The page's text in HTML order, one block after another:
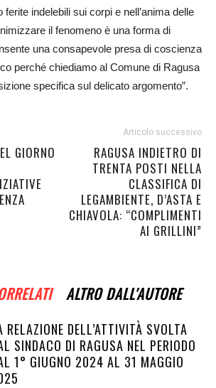
indelebili sui corpi e nell’anima delle
il fenomeno è una forma di
una consapevole presa di coscienza
perché chiediamo al Comune di Ragusa
specifica sul delicato argomento”.
GIORNO
Articolo successivo
RAGUSA INDIETRO DI
TRENTA POSTI NELLA
CLASSIFICA DI
LEGAMBIENTE, D’ASTA E
CHIAVOLA: “COMPLIMENTI
AI GRILLINI”
ALTRO DALL'AUTORE
RELAZIONE DELL’ATTIVITÀ SVOLTA
SINDACO DI RAGUSA NEL PERIODO
1° GIUGNO 2024 AL 31 MAGGIO